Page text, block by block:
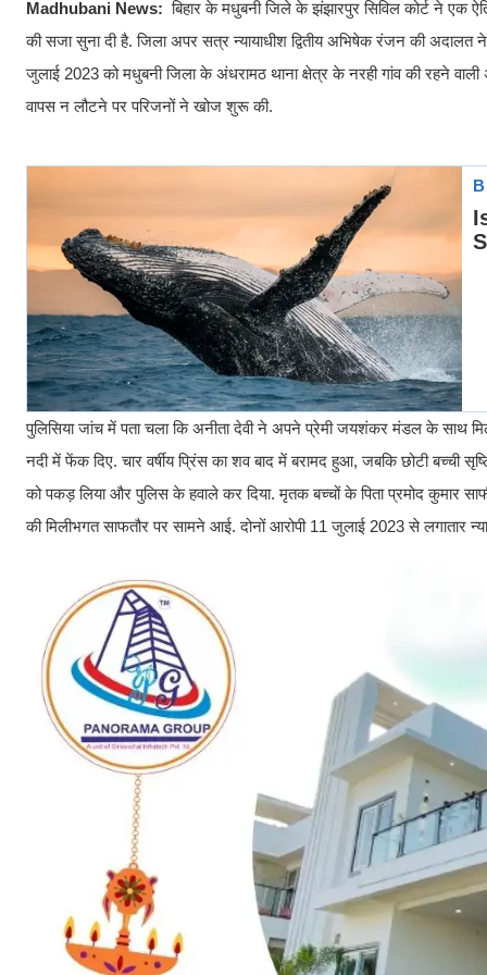
Madhubani News: बिहार के मधुबनी जिले के झंझारपुर सिविल कोर्ट ने एक
की सजा सुना दी है. जिला अपर सत्र न्यायाधीश द्वितीय अभिषेक रंजन की अदालत
जुलाई 2023 को मधुबनी जिला के अंधरामठ थाना क्षेत्र के नरही गांव की रहने
वापस न लौटने पर परिजनों ने खोज शुरू की.
पुलिसिया जांच में पता चला कि अनीता देवी ने अपने प्रेमी जयशंकर मंडल के साथ
नदी में फेंक दिए. चार वर्षीय प्रिंस का शव बाद में बरामद हुआ, जबकि छोटी बच्ची
को पकड़ लिया और पुलिस के हवाले कर दिया. मृतक बच्चों के पिता प्रमोद कुमार
की मिलीभगत साफतौर पर सामने आई. दोनों आरोपी 11 जुलाई 2023 से लगातार